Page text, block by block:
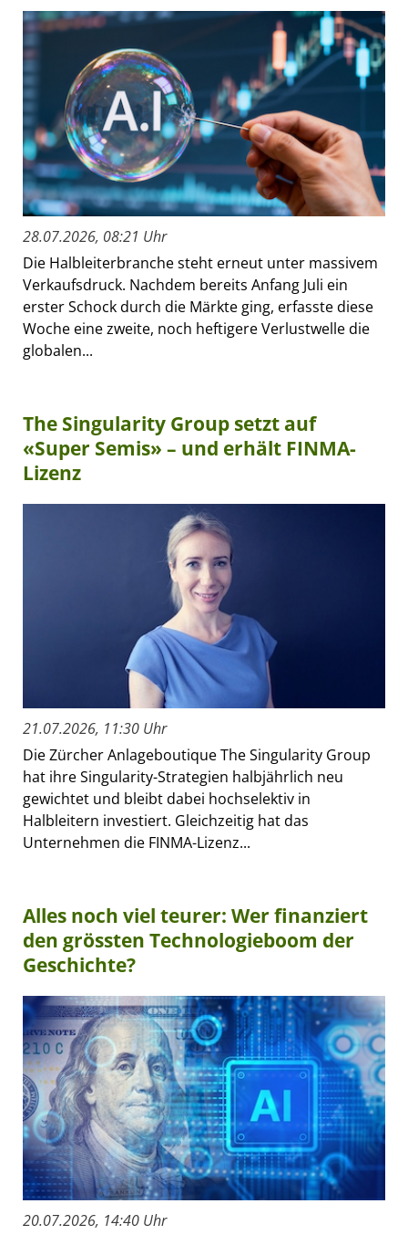
28.07.2026, 08:21 Uhr
Die Halbleiterbranche steht erneut unter massivem
Verkaufsdruck. Nachdem bereits Anfang Juli ein
erster Schock durch die Märkte ging, erfasste diese
Woche eine zweite, noch heftigere Verlustwelle die
globalen...
The Singularity Group setzt auf
«Super Semis» – und erhält FINMA-
Lizenz
21.07.2026, 11:30 Uhr
Die Zürcher Anlageboutique The Singularity Group
hat ihre Singularity-Strategien halbjährlich neu
gewichtet und bleibt dabei hochselektiv in
Halbleitern investiert. Gleichzeitig hat das
Unternehmen die FINMA-Lizenz...
Alles noch viel teurer: Wer finanziert
den grössten Technologieboom der
Geschichte?
20.07.2026, 14:40 Uhr